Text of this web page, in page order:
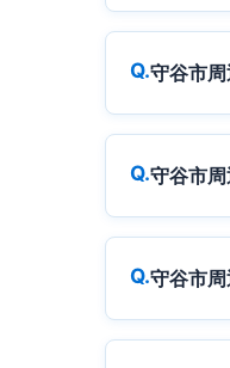
守谷市
守谷市
守谷市